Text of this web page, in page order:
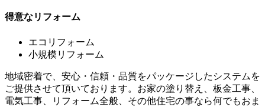
得意なリフォーム
エコリフォーム
小規模リフォーム
地域密着で、安心・信頼・品質をパッケージしたシステムを
ご提供させて頂いております。お家の塗り替え、板金工事、
電気工事、リフォーム全般、その他住宅の事なら何でもおま